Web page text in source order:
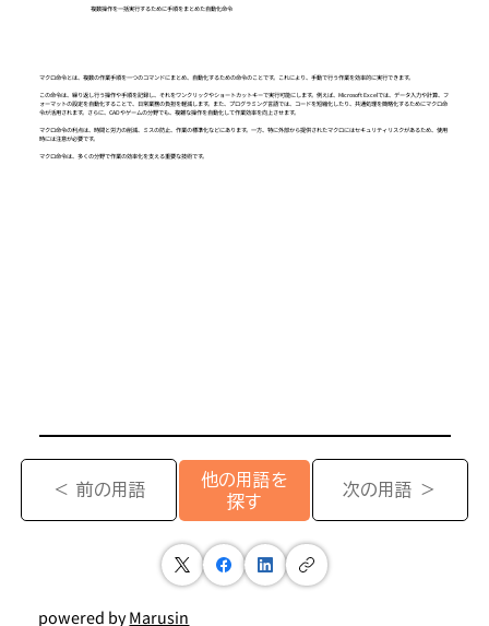
複数操作を一括実行するために手順をまとめた自動化命令
マクロ命令とは、複数の作業手順を一つのコマンドにまとめ、自動化するための命令のことです。これにより、手動で行う作業を効率的に実行できます。
この命令は、繰り返し行う操作や手順を記録し、それをワンクリックやショートカットキーで実行可能にします。例えば、Microsoft Excelでは、データ入力や計算、フ
ォーマットの設定を自動化することで、日常業務の負担を軽減します。また、プログラミング言語では、コードを短縮化したり、共通処理を簡略化するためにマクロ命
令が活用されます。さらに、CADやゲームの分野でも、複雑な操作を自動化して作業効率を向上させます。
マクロ命令の利点は、時間と労力の削減、ミスの防止、作業の標準化などにあります。一方、特に外部から提供されたマクロにはセキュリティリスクがあるため、使用
時には注意が必要です。
マクロ命令は、多くの分野で作業の効率化を支える重要な技術です。
＜ 前の用語
他の用語を
探す
次の用語 ＞
powered byMarusin